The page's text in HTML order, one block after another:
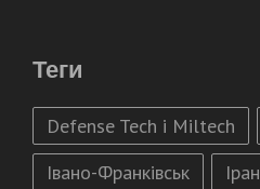
Теги
Defense Tech і Miltech
Івано-Франківськ
Іран